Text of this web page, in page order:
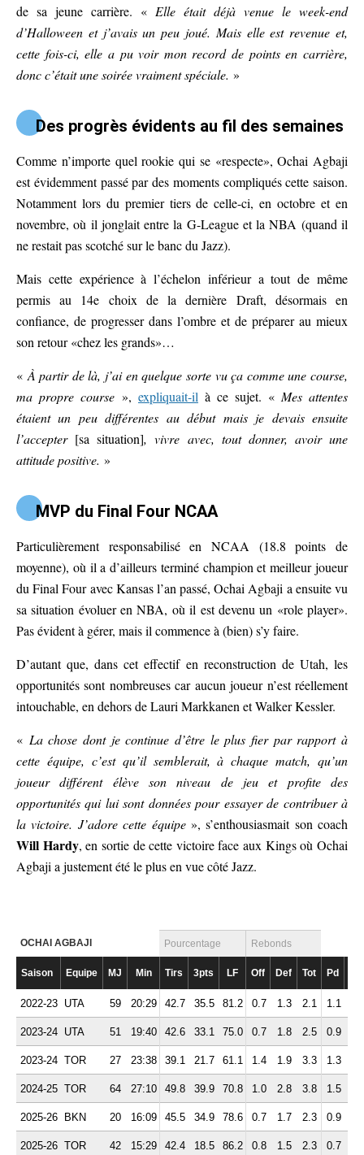
de sa jeune carrière. « Elle était déjà venue le week-end
d’Halloween et j’avais un peu joué. Mais elle est revenue et,
cette fois-ci, elle a pu voir mon record de points en carrière,
donc c’était une soirée vraiment spéciale. »
Des progrès évidents au fil des semaines
Comme n’importe quel rookie qui se «respecte», Ochai Agbaji
est évidemment passé par des moments compliqués cette saison.
Notamment lors du premier tiers de celle-ci, en octobre et en
novembre, où il jonglait entre la G-League et la NBA (quand il
ne restait pas scotché sur le banc du Jazz).
Mais cette expérience à l’échelon inférieur a tout de même
permis au 14e choix de la dernière Draft, désormais en
confiance, de progresser dans l’ombre et de préparer au mieux
son retour «chez les grands»…
«À partir de là, j’ai en quelque sorte vu ça comme une course,
ma propre course », expliquait-il à ce sujet. «Mes attentes
étaient un peu différentes au début mais je devais ensuite
l’accepter [sa situation], vivre avec, tout donner, avoir une
attitude positive. »
MVP du Final Four NCAA
Particulièrement responsabilisé en NCAA (18.8 points de
moyenne), où il a d’ailleurs terminé champion et meilleur joueur
du Final Four avec Kansas l’an passé, Ochai Agbaji a ensuite vu
sa situation évoluer en NBA, où il est devenu un «role player».
Pas évident à gérer, mais il commence à (bien) s’y faire.
D’autant que, dans cet effectif en reconstruction de Utah, les
opportunités sont nombreuses car aucun joueur n’est réellement
intouchable, en dehors de Lauri Markkanen et Walker Kessler.
« La chose dont je continue d’être le plus fier par rapport à
cette équipe, c’est qu’il semblerait, à chaque match, qu’un
joueur différent élève son niveau de jeu et profite des
opportunités qui lui sont données pour essayer de contribuer à
la victoire. J’adore cette équipe», s’enthousiasmait son coach
Will Hardy, en sortie de cette victoire face aux Kings où Ochai
Agbaji a justement été le plus en vue côté Jazz.
OCHAI AGBAJI Pourcentage Rebonds
Saison Equipe MJ Min Tirs 3pts LF Off Def Tot Pd
2022-23 UTA 59 20:29 42.7 35.5 81.2 0.7 1.3 2.1 1.1
2023-24 UTA 51 19:40 42.6 33.1 75.0 0.7 1.8 2.5 0.9
2023-24 TOR 27 23:38 39.1 21.7 61.1 1.4 1.9 3.3 1.3
2024-25 TOR 64 27:10 49.8 39.9 70.8 1.0 2.8 3.8 1.5
2025-26 BKN 20 16:09 45.5 34.9 78.6 0.7 1.7 2.3 0.9
2025-26 TOR 42 15:29 42.4 18.5 86.2 0.8 1.5 2.3 0.7